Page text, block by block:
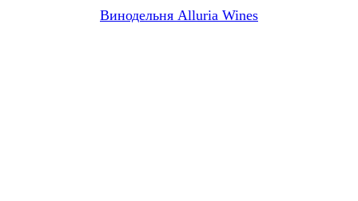
Винодельня Alluria Wines